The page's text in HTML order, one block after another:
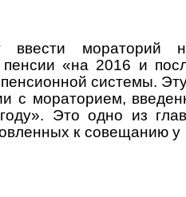
ввести мораторий
пенсии «на 2016 и
системы.
с мораторием,
Это одно из
к совещанию